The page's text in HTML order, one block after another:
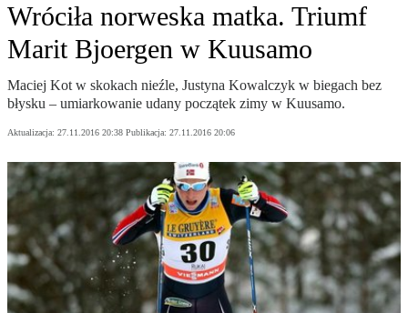
Wróciła norweska matka. Triumf
Marit Bjoergen w Kuusamo
Maciej Kot w skokach nieźle, Justyna Kowalczyk w biegach bez
błysku – umiarkowanie udany początek zimy w Kuusamo.
Aktualizacja: 27.11.2016 20:38 Publikacja: 27.11.2016 20:06